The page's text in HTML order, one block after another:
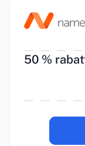
50 %